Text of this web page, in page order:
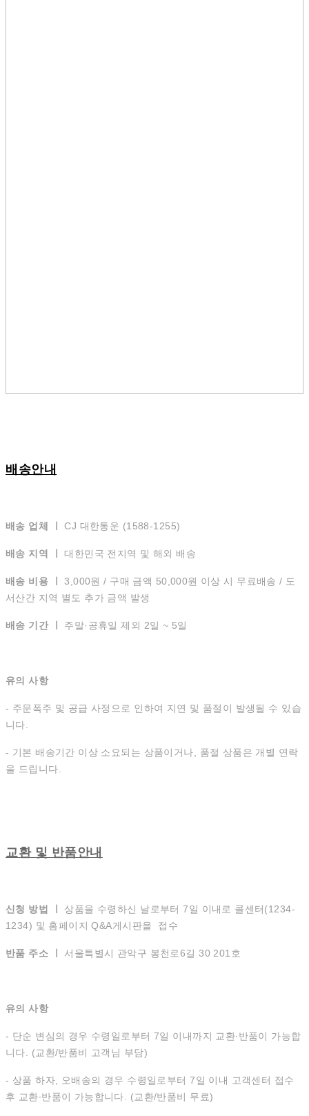
배송안내
배송 업체 ㅣCJ 대한통운 (1588-1255)
배송 지역 ㅣ대한민국 전지역 및 해외 배송
배송 비용 ㅣ3,000원 / 구매 금액 50,000원 이상 시 무료배송 / 도
서산간 지역 별도 추가 금액 발생
배송 기간 ㅣ 주말·공휴일 제외 2일 ~ 5일
유의 사항
- 주문폭주 및 공급 사정으로 인하여 지연 및 품절이 발생될 수 있습
니다.
- 기본 배송기간 이상 소요되는 상품이거나, 품절 상품은 개별 연락
을 드립니다.
교환 및 반품안내
신청 방법 ㅣ 상품을 수령하신 날로부터 7일 이내로 콜센터(1234-
1234) 및 홈페이지 Q&A게시판을 접수
반품 주소 ㅣ 서울특별시 관악구 봉천로6길 30 201호
유의 사항
- 단순 변심의 경우 수령일로부터 7일 이내까지 교환∙반품이 가능합
니다. (교환/반품비 고객님 부담)
- 상품 하자, 오배송의 경우 수령일로부터 7일 이내 고객센터 접수
후 교환∙반품이 가능합니다. (교환/반품비 무료)